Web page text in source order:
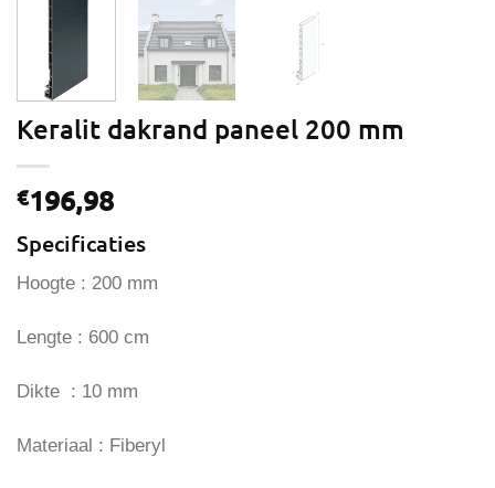
Keralit dakrand paneel 200 mm
€196,98
Specificaties
Hoogte : 200 mm
Lengte : 600 cm
Dikte : 10 mm
Materiaal : Fiberyl